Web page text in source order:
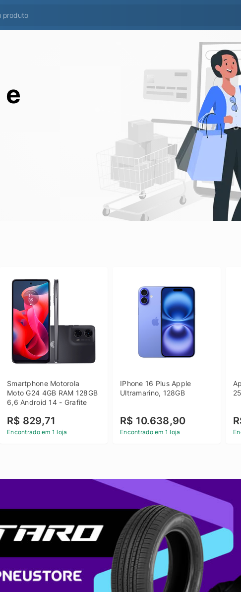
e
Smartphone Motorola
Moto G24 4GB RAM 128GB
6,6 Android 14 - Grafite
R$ 829,71
Encontrado em 1 loja
IPhone 16 Plus Apple
Ultramarino, 128GB
R$ 10.638,90
Encontrado em 1 loja